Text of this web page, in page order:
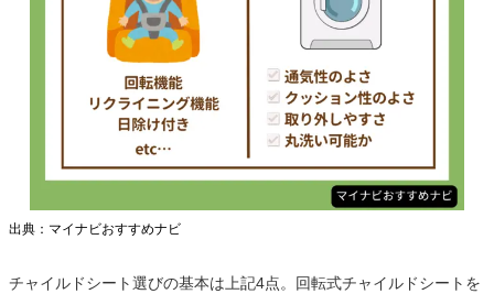
出典：マイナビおすすめナビ
チャイルドシート選びの基本は上記4点。回転式チャイルドシートを